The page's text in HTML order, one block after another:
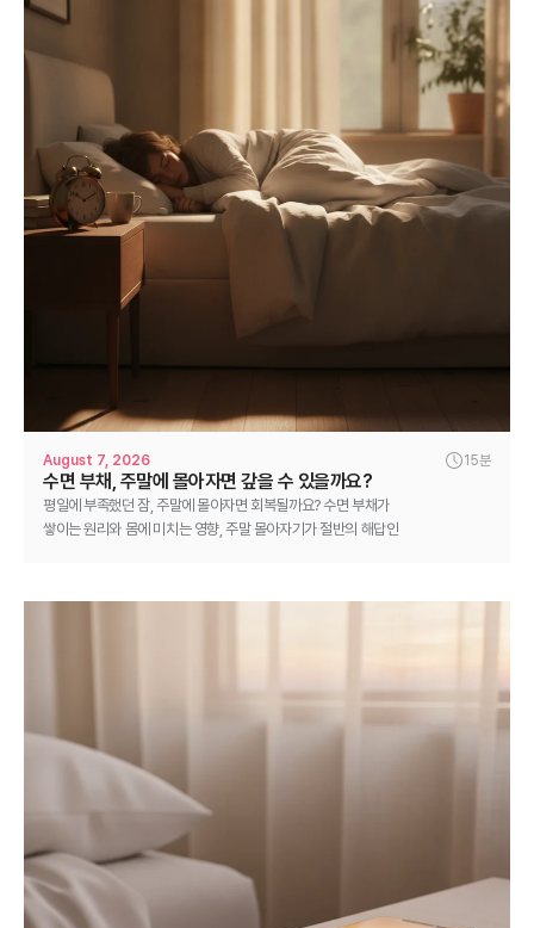
August 7, 2026 15분
수면 부채, 주말에 몰아자면 갚을 수 있을까요?
평일에 부족했던 잠, 주말에 몰아자면 회복될까요? 수면 부채가
쌓이는 원리와 몸에 미치는 영향, 주말 몰아자기가 절반의 해답인